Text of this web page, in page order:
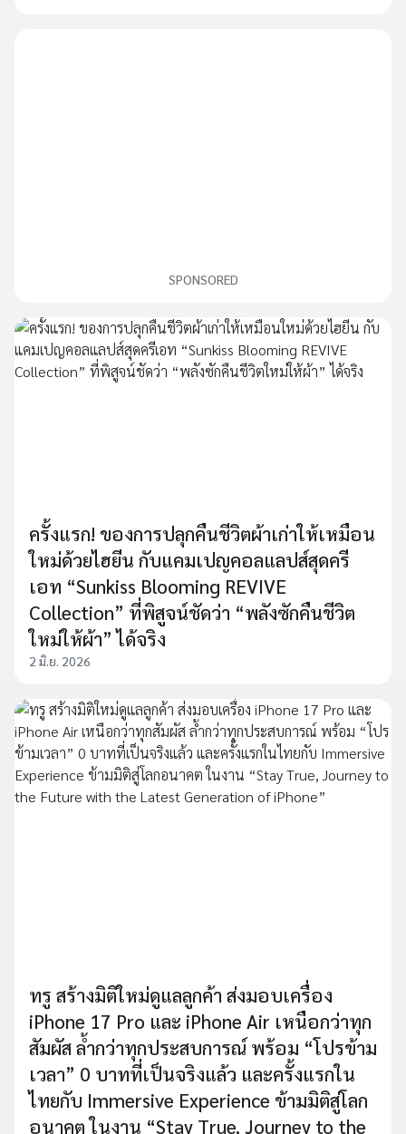
SPONSORED
ครั้งแรก! ของการปลุกคืนชีวิตผ้าเก่าให้เหมือน
ใหม่ด้วยไฮยีน กับแคมเปญคอลแลปส์สุดครี
เอท “Sunkiss Blooming REVIVE
Collection” ที่พิสูจน์ชัดว่า “พลังซักคืนชีวิต
ใหม่ให้ผ้า” ได้จริง
2 มิ.ย. 2026
ทรู สร้างมิติใหม่ดูแลลูกค้า ส่งมอบเครื่อง
iPhone 17 Pro และ iPhone Air เหนือกว่าทุก
สัมผัส ล้ำกว่าทุกประสบการณ์ พร้อม “โปรข้าม
เวลา” 0 บาทที่เป็นจริงแล้ว และครั้งแรกใน
ไทยกับ Immersive Experience ข้ามมิติสู่โลก
อนาคต ในงาน “Stay True, Journey to the